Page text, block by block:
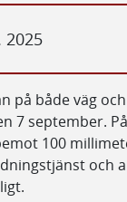
2025
på både väg
7 september.
100
och